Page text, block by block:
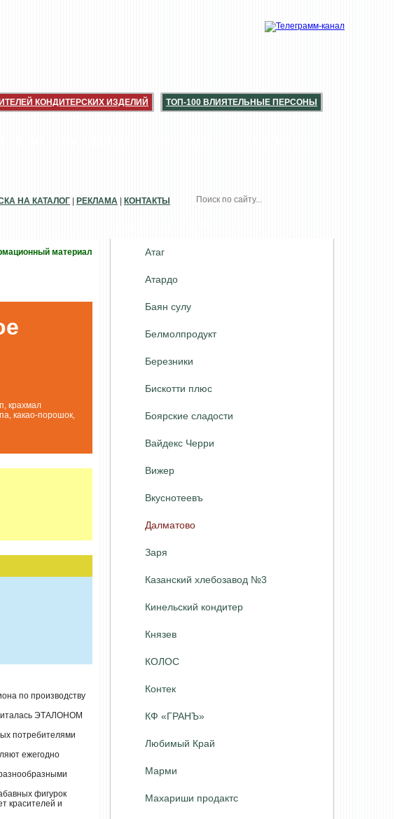
КОНДИТЕРСКИХ ИЗДЕЛИЙ ТОП-100 ВЛИЯТЕЛЬНЫЕ ПЕРСОНЫ
Атаг
Атардо
Баян сулу
Белмолпродукт
Березники
Бискотти плюс
Боярские сладости
Вайдекс Черри
Вижер
Вкуснотеевъ
Далматово
Заря
Казанский хлебозавод №3
Кинельский кондитер
Князев
КОЛОС
Контек
КФ «ГРАНЪ»
Любимый Край
Марми
Махариши продактс
НА КАТАЛОГ РЕКЛАМА КОНТАКТЫ
материал
крахмал
какао-порошок,
по производству
ЭТАЛОНОМ
потребителями
ежегодно
фигурок
красителей и